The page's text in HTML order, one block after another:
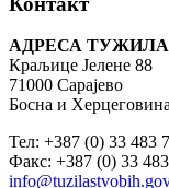
АДРЕСА
Краљице Јелене 88
71000 Сарајево
Босна и Херцеговина
Тел: +387 (0) 33 483
Факс: +387 (0) 33